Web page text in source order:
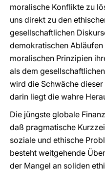
moralische Konflikte zu
uns direkt zu den
gesellschaftlichen
demokratischen
moralischen Prinzipien
als dem
wird die Schwäche
darin liegt die wahre
Die jüngste globale
daß pragmatische
soziale und ethische
besteht weitgehende
der Mangel an soliden